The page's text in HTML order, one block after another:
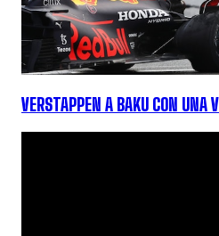
VERSTAPPEN A BAKU CON UNA